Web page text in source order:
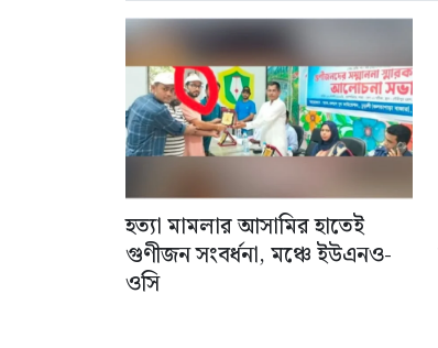
হত্যা মামলার আসামির হাতেই
গুণীজন সংবর্ধনা, মঞ্চে ইউএনও-
ওসি